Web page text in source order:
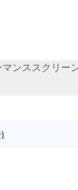
ンススクリー